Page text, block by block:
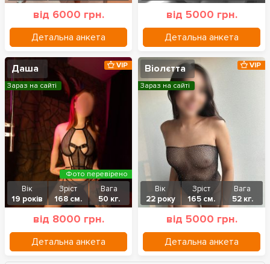
від 6000 грн.
Детальна анкета
від 5000 грн.
Детальна анкета
Даша
Вік
19 років
Зріст
168 см.
Вага
50 кг.
від 8000 грн.
Детальна анкета
VIP
Зараз на сайті
Фото перевірено
Віолєтта
Вік
22 року
Зріст
165 см.
Вага
52 кг.
від 5000 грн.
Детальна анкета
VIP
Зараз на сайті